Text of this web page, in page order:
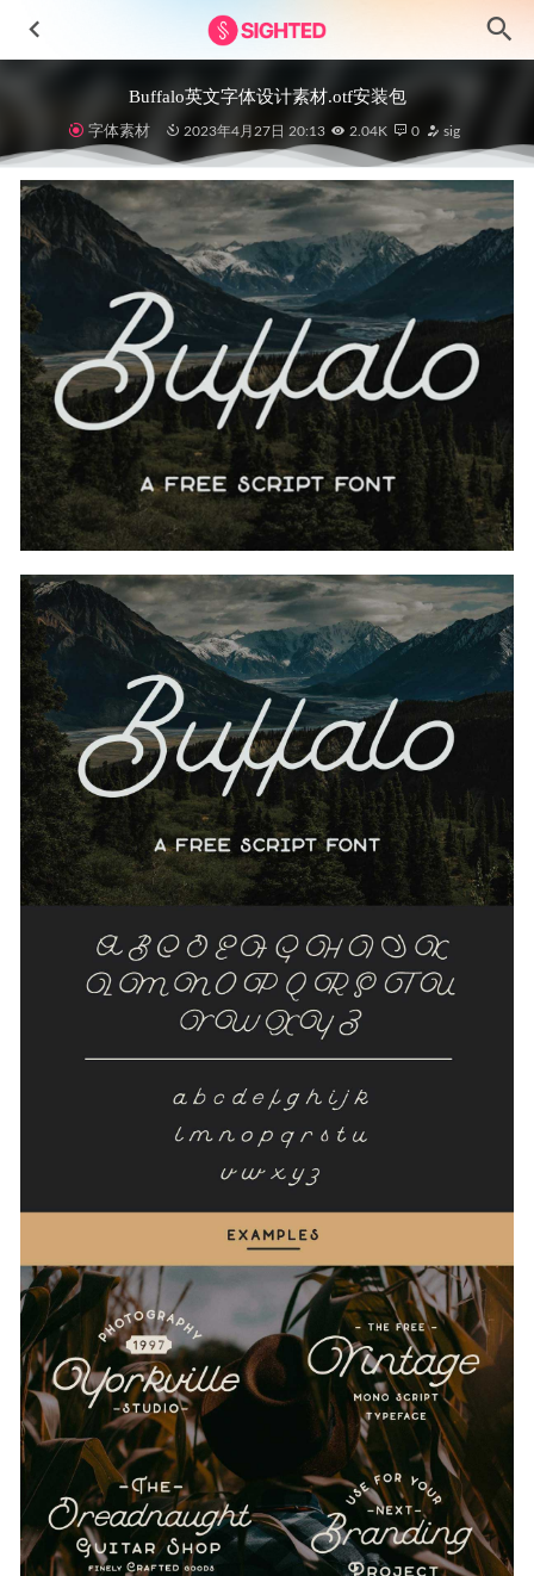
Buffalo英文字体设计素材.otf安装包
字体素材 2023年4月27日 20:13 2.04K 0 sig
Elya金融钱包app ui设计 .fig .xd .sketch .psd素材 2022-12-11
腾讯企业级移动端设计体系TDesign .fig素材
2022-01-03
30+卡片ui设计模板 .fig素材 2021-10-25
Finance-金融3D插画设计素材 2024-12-01
时装电商app ui设计 .fig素材 2021-12-02